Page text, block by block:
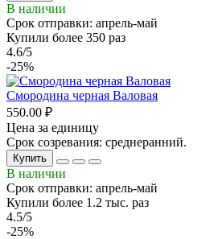
В наличии
Срок отправки: апрель-май
Купили более 350 раз
4.6/5
-25%
Смородина черная Валовая
550.00 ₽
Цена за единицу
Срок созревания: среднеранний.
Купить
В наличии
Срок отправки: апрель-май
Купили более 1.2 тыс. раз
4.5/5
-25%